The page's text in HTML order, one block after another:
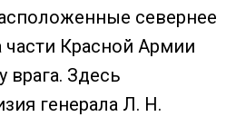
севернее
части Красной Армии
врага. Здесь
генерала Л. Н.